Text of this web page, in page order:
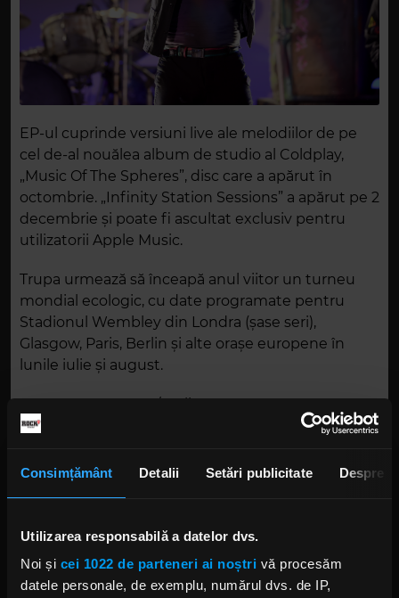
Consimțământ Detalii Setări publicitate Despre
Utilizarea responsabilă a datelor dvs.
Noi și cei 1022 de parteneri ai noștri vă procesăm
datele personale, de exemplu, numărul dvs. de IP,
EP-ul cuprinde versiuni live ale melodiilor de pe
cel de-al nouălea album de studio al Coldplay,
„Music Of The Spheres”, disc care a apărut în
octombrie. „Infinity Station Sessions” a apărut pe 2
decembrie și poate fi ascultat exclusiv pentru
utilizatorii Apple Music.
Trupa urmează să înceapă anul viitor un turneu
mondial ecologic, cu date programate pentru
Stadionul Wembley din Londra (șase seri),
Glasgow, Paris, Berlin și alte orașe europene în
lunile iulie și august.
Foto: Getty Images/ Guliver.
COLDPLAY